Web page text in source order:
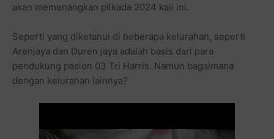
akan memenangkan pilkada 2024 kali ini.
Seperti yang diketahui di beberapa kelurahan, seperti
Arenjaya dan Duren jaya adalah basis dari para
pendukung paslon 03 Tri Harris. Namun bagaimana
dengan kelurahan lainnya?